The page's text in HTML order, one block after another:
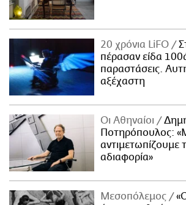
20 χρόνια LiFO
πέρασαν είδα
παραστάσεις.
αξέχαστη
Οι Αθηναίοι
Ποτηρόπουλος:
αντιμετωπίζουμε
αδιαφορία»
Μεσοπόλεμος